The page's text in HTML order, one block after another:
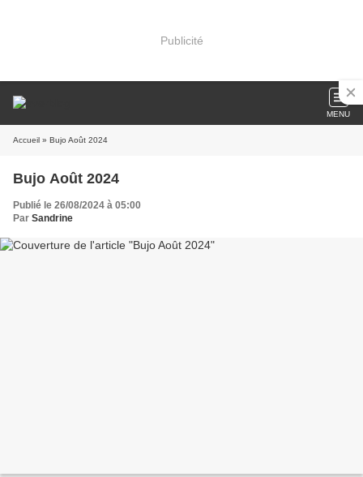
Publicité
MENU
Accueil » Bujo Août 2024
Bujo Août 2024
Publié le 26/08/2024 à 05:00
Par Sandrine